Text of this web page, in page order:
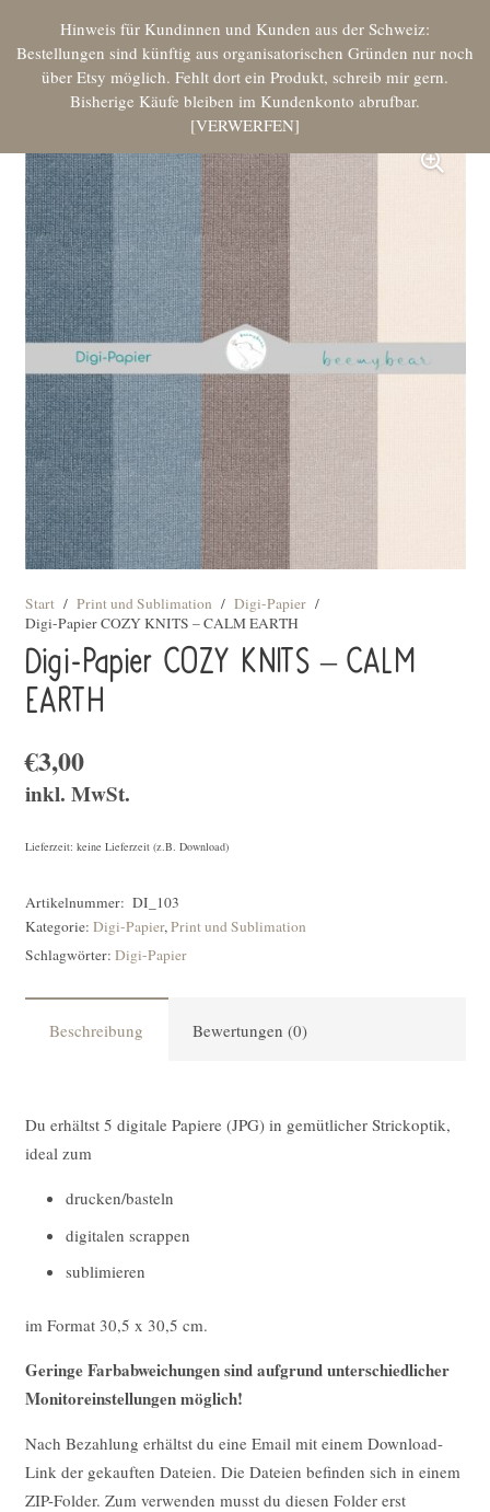
Hinweis für Kundinnen und Kunden aus der Schweiz:
Bestellungen sind künftig aus organisatorischen Gründen nur noch
über Etsy möglich. Fehlt dort ein Produkt, schreib mir gern.
Bisherige Käufe bleiben im Kundenkonto abrufbar.
VERWERFEN
Start / Print und Sublimation / Digi-Papier /
Digi-Papier COZY KNITS – CALM EARTH
Digi-Papier COZY KNITS – CALM
EARTH
€3,00
inkl. MwSt.
Lieferzeit: keine Lieferzeit (z.B. Download)
Artikelnummer: DI_103
Kategorie: Digi-Papier,Print und Sublimation
Schlagwörter: Digi-Papier
Beschreibung Bewertungen (0)
Du erhältst 5 digitale Papiere (JPG) in gemütlicher Strickoptik,
ideal zum
drucken/basteln
digitalen scrappen
sublimieren
im Format 30,5 x 30,5 cm.
Geringe Farbabweichungen sind aufgrund unterschiedlicher
Monitoreinstellungen möglich!
Nach Bezahlung erhältst du eine Email mit einem Download-
Link der gekauften Dateien. Die Dateien befinden sich in einem
ZIP-Folder. Zum verwenden musst du diesen Folder erst